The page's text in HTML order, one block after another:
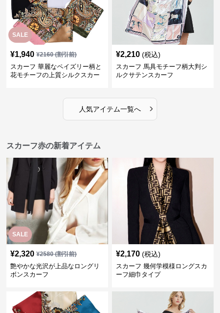
SALE
¥1,940 ¥2160(割引前)
スカーフ 華麗なペイズリー柄と
花モチーフの上質シルクスカー
¥2,210 (税込)
スカーフ 馬具モチーフ柄大判シ
ルクサテンスカーフ
人気アイテム一覧へ ›
スカーフ赤の新着アイテム
SALE
¥2,320 ¥2580(割引前)
艶やかな光沢が上品なロングリ
ボンスカーフ
¥2,170 (税込)
スカーフ 幾何学模様ロングスカ
ーフ細巾タイプ